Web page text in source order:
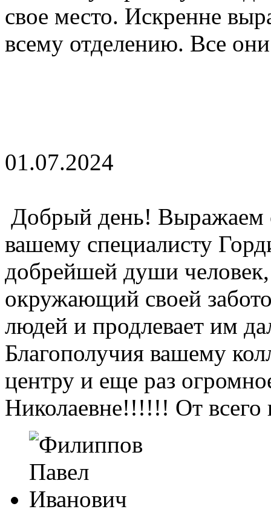
свое место. Искренне
всему отделению. Все
01.07.2024
Добрый день! Выражаем
вашему специалисту
добрейшей души
окружающий своей
людей и продлевает им
Благополучия вашему
центру и еще раз
Николаевне!!!!!! От